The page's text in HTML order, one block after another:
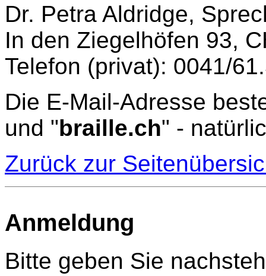
Dr. Petra Aldridge,
In den Ziegelhöfen 93,
Telefon (privat): 0041/
Die E-Mail-Adresse
und "braille.ch" -
Zurück zur
Anmeldung
Bitte geben Sie